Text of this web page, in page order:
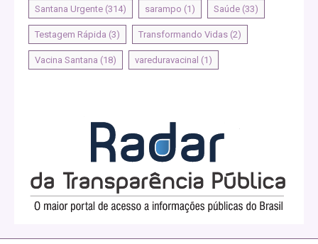
Santana Urgente (314) sarampo (1) Saúde (33)
Testagem Rápida (3) Transformando Vidas (2)
Vacina Santana (18) vareduravacinal (1)